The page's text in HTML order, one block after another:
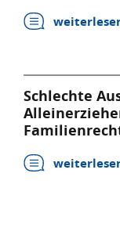
Schlechte